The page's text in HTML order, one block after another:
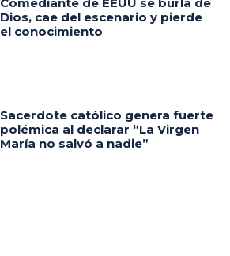
Dios, cae del escenario y pierde
el conocimiento
Sacerdote católico genera fuerte
polémica al declarar “La Virgen
María no salvó a nadie”